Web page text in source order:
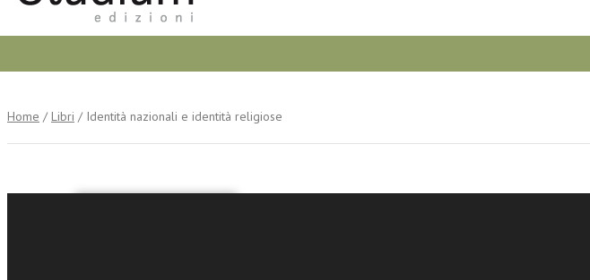
Home / Libri / Identità nazionali e identità religiose